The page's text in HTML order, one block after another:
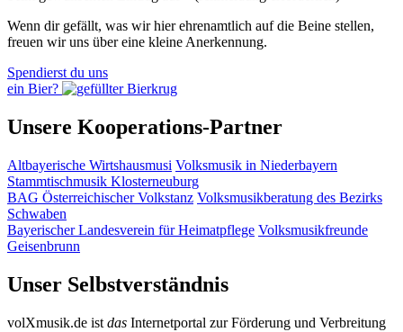
Wenn dir gefällt, was wir hier ehrenamtlich auf die Beine stellen,
freuen wir uns über eine kleine Anerkennung.
Spendierst du uns
ein Bier?
Unsere Kooperations-Partner
Altbayerische Wirtshausmusi Volksmusik in Niederbayern
Stammtischmusik Klosterneuburg
BAG Österreichischer Volkstanz Volksmusikberatung des Bezirks
Schwaben
Bayerischer Landesverein für Heimatpflege Volksmusikfreunde
Geisenbrunn
Unser Selbstverständnis
volXmusik.de ist das Internetportal zur Förderung und Verbreitung